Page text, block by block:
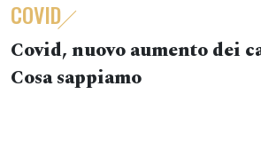
COVID
Covid, nuovo aumento dei
Cosa sappiamo